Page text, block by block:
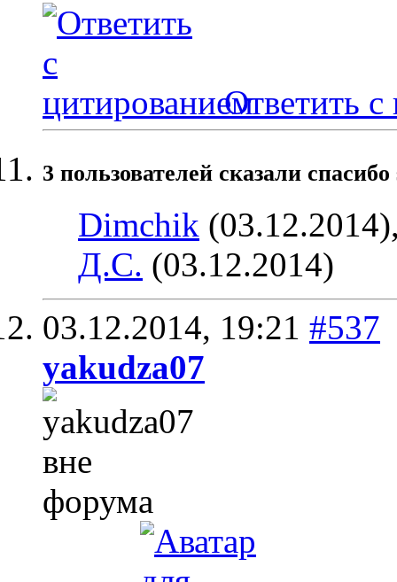
Ответить с
3 пользователей сказали
Dimchik
Д.С. (03.12.2014)
03.12.2014, 19:21 #537
yakudza07